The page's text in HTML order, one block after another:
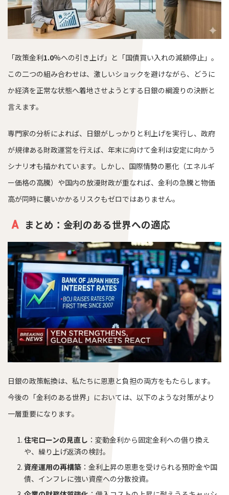
「政策金利1.0%への引き上げ」と「国債買い入れの減額停止」。
この二つの組み合わせは、激しいショックを避けながら、どうに
か経済を正常な状態へ着地させようとする日銀の綱渡りの決断と
言えます。
専門家の分析によれば、日銀がしっかりと利上げを実行し、政府
が規律ある財政運営を行えば、年末に向けて金利は安定に向かう
シナリオも描かれています。しかし、国際情勢の悪化（エネルギ
ー価格の高騰）や国内の放漫財政が重なれば、金利の急騰と物価
高が同時に襲いかかるリスクもゼロではありません。
まとめ：金利のある世界への適応
日銀の政策転換は、私たちに恩恵と負担の両方をもたらします。
今後の「金利のある世界」においては、以下のような対策がより
一層重要になります。
住宅ローンの見直し ：変動金利から固定金利への借り換え
や、繰り上げ返済の検討。
資産運用の再構築 ：金利上昇の恩恵を受けられる預貯金や国
債、インフレに強い資産への分散投資。